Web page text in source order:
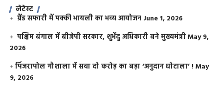
लेटेस्ट
ग्रैंड सफारी में पक्की भायली का भव्य आयोजन June 1, 2026
पश्चिम बंगाल में बीजेपी सरकार, शुभेंदु अधिकारी बने मुख्यमंत्रीMay 9,
2026
​पिंजरापोल गौशाला में सवा दो करोड़ का बड़ा ‘अनुदान घोटाला’ !May
9, 2026